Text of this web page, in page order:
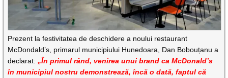
Prezent la festivitatea de deschidere a noului restaurant
McDondald’s, primarul municipiului Hunedoara, Dan Bobouțanu a
declarat:„În primul rând, venirea unui brand ca McDonald’s
în municipiul nostru demonstrează, încă o dată, faptul că